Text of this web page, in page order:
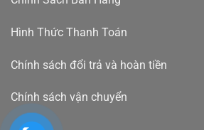
Hình Thức Thanh Toán
Chính sách đổi trả và hoàn tiền
Chính sách vận chuyển